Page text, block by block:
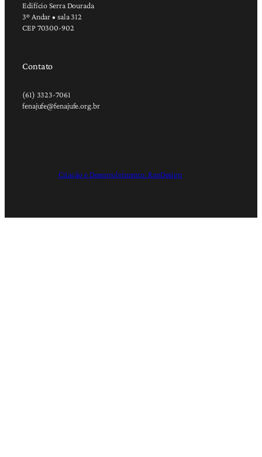
Edifício Serra Dourada
3º Andar • sala 312
CEP 70300-902
Contato
(61) 3323-7061
fenajufe@fenajufe.org.br
Criação e Desenvolvimento: RapDesign